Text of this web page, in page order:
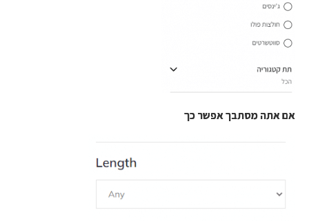
אם אתה מסתבך אפשר כך
אם אתה מסתבך אפשר כך